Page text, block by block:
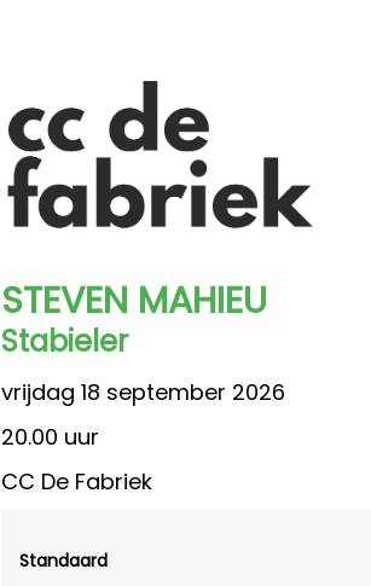
STEVEN MAHIEU
Stabieler
vrijdag 18 september 2026
20.00 uur
CC De Fabriek
Standaard